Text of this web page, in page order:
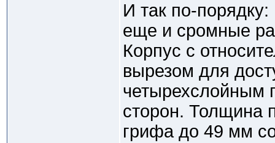
И так по-порядку:
еще и сромные
Корпус с
вырезом для
четырехслойным
сторон. Толщина
грифа до 49 мм